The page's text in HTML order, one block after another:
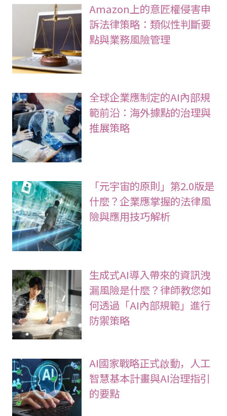
Amazon上的意匠權侵害申
訴法律策略：類似性判斷要
點與業務風險管理
全球企業應制定的AI內部規
範前沿：海外據點的治理與
推展策略
「元宇宙的原則」第2.0版是
什麼？企業應掌握的法律風
險與應用技巧解析
生成式AI導入帶來的資訊洩
漏風險是什麼？律師教您如
何透過「AI內部規範」進行
防禦策略
AI國家戰略正式啟動，人工
智慧基本計畫與AI治理指引
的要點